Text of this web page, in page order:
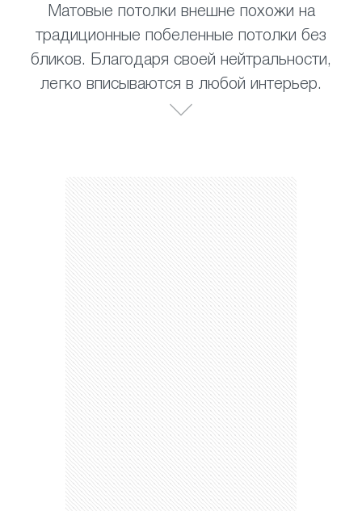
Матовые потолки внешне похожи на
традиционные побеленные потолки без
бликов. Благодаря своей нейтральности,
легко вписываются в любой интерьер.